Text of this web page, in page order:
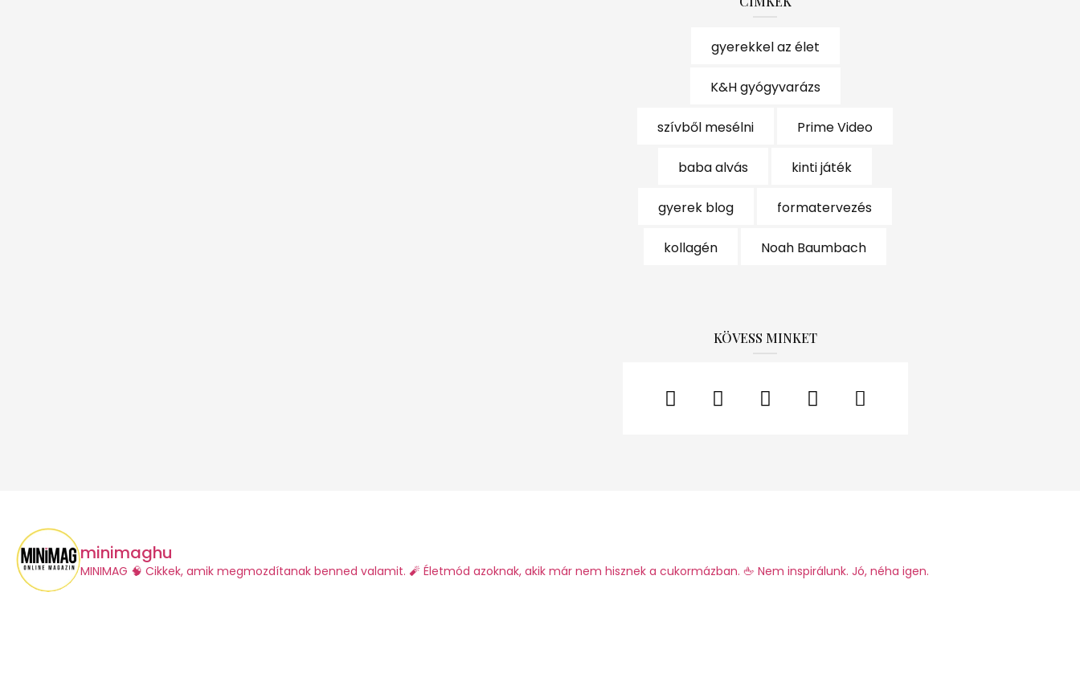
gyerekkel az élet
K&H gyógyvarázs
szívből mesélni Prime Video
baba alvás kinti játék
gyerek blog formatervezés
kollagén Noah Baumbach
KÖVESS MINKET
minimaghu
​MINIMAG 🧠 Cikkek, amik megmozdítanak benned valamit. 🧨 Életmód azoknak, akik már nem hisznek a cukormázban. 🖕 Nem inspirálunk. Jó, néha igen.